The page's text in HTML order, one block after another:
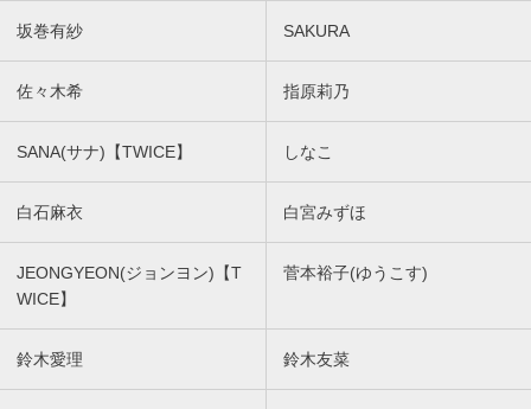
坂巻有紗 SAKURA
佐々木希 指原莉乃
SANA(サナ)【TWICE】 しなこ
白石麻衣 白宮みずほ
JEONGYEON(ジョンヨン)【T
WICE】
菅本裕子(ゆうこす)
鈴木愛理 鈴木友菜